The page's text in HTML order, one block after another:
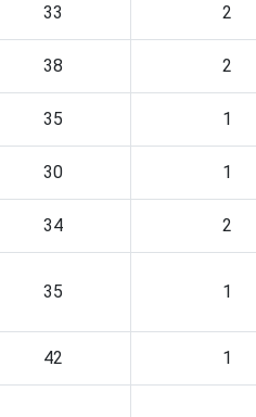
33 2
38 2
35 1
30 1
34 2
35 1
42 1